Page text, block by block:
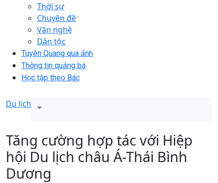
Thời sự
Chuyên đề
Văn nghệ
Dân tộc
Tuyên Quang qua ảnh
Thông tin quảng bá
Học tập theo Bác
Du lịch
Tăng cường hợp tác với Hiệp
hội Du lịch châu Á-Thái Bình
Dương